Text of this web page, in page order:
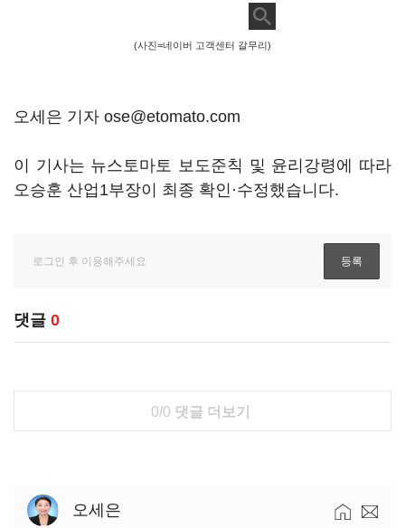
(사진=네이버 고객센터 갈무리)
오세은 기자 ose@etomato.com
이 기사는 뉴스토마토 보도준칙 및 윤리강령에 따라
오승훈 산업1부장이 최종 확인·수정했습니다.
댓글 0
0/0 댓글 더보기
오세은